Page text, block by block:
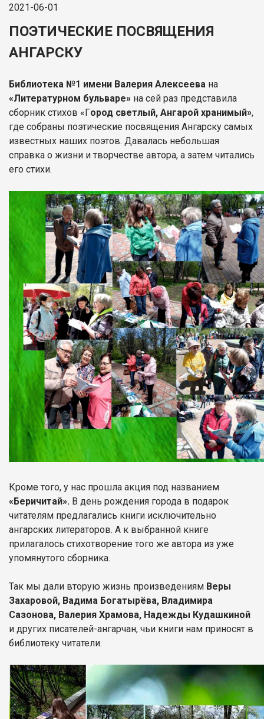
2021-06-01
ПОЭТИЧЕСКИЕ ПОСВЯЩЕНИЯ
АНГАРСКУ
Библиотека №1 имени Валерия Алексеева на
«Литературном бульваре» на сей раз представила
сборник стихов «Город светлый, Ангарой хранимый»,
где собраны поэтические посвящения Ангарску самых
известных наших поэтов. Давалась небольшая
справка о жизни и творчестве автора, а затем читались
его стихи.
Кроме того, у нас прошла акция под названием
«Беричитай». В день рождения города в подарок
читателям предлагались книги исключительно
ангарских литераторов. А к выбранной книге
прилагалось стихотворение того же автора из уже
упомянутого сборника.
Так мы дали вторую жизнь произведениям Веры
Захаровой, Вадима Богатырёва, Владимира
Сазонова, Валерия Храмова, Надежды Кудашкиной
и других писателей-ангарчан, чьи книги нам приносят в
библиотеку читатели.